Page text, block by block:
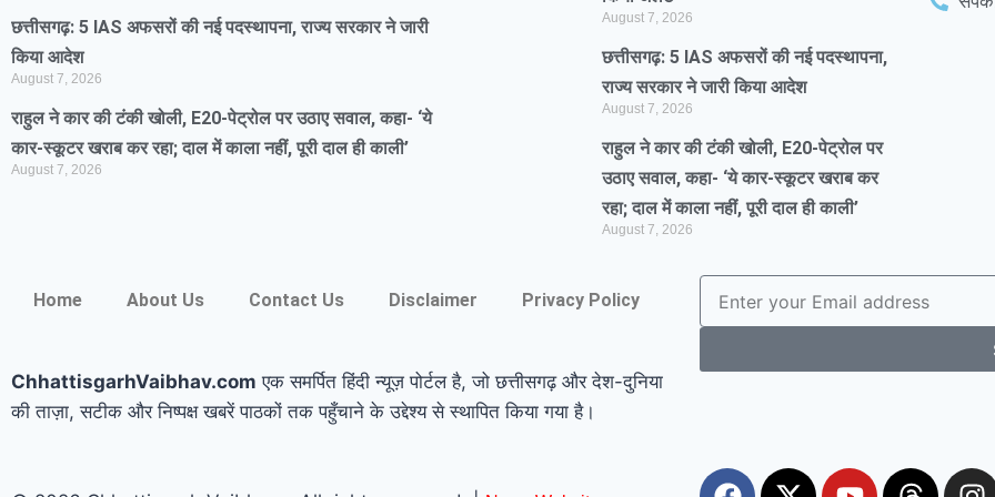
छत्तीसगढ़: 5 IAS अफसरों की नई पदस्थापना, राज्य सरकार ने जारी
किया आदेश
August 7, 2026
राहुल ने कार की टंकी खोली, E20-पेट्रोल पर उठाए सवाल, कहा- ‘ये
कार-स्कूटर खराब कर रहा; दाल में काला नहीं, पूरी दाल ही काली’
August 7, 2026
August 7, 2026
छत्तीसगढ़: 5 IAS अफसरों की नई पदस्थापना,
राज्य सरकार ने जारी किया आदेश
August 7, 2026
राहुल ने कार की टंकी खोली, E20-पेट्रोल पर
उठाए सवाल, कहा- ‘ये कार-स्कूटर खराब कर
रहा; दाल में काला नहीं, पूरी दाल ही काली’
August 7, 2026
Home About Us Contact Us Disclaimer Privacy Policy
ChhattisgarhVaibhav.com एक समर्पित हिंदी न्यूज़ पोर्टल है, जो छत्तीसगढ़ और देश-दुनिया
की ताज़ा, सटीक और निष्पक्ष खबरें पाठकों तक पहुँचाने के उद्देश्य से स्थापित किया गया है।